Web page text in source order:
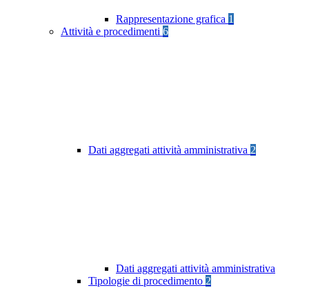
Rappresentazione grafica 1
Attività e procedimenti 6
Dati aggregati attività amministrativa 2
Dati aggregati attività amministrativa
Tipologie di procedimento 2